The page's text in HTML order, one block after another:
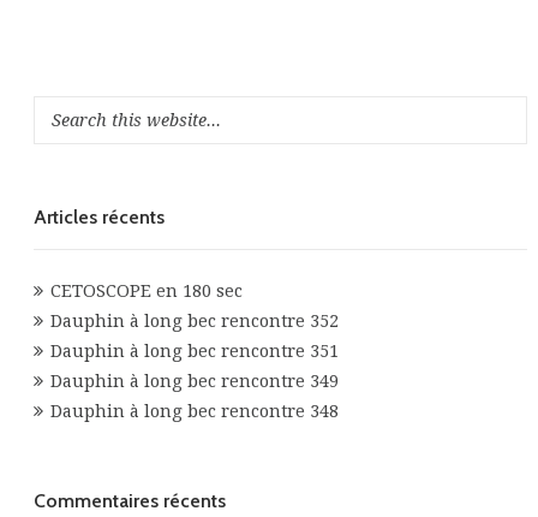
Articles récents
CETOSCOPE en 180 sec
Dauphin à long bec rencontre 352
Dauphin à long bec rencontre 351
Dauphin à long bec rencontre 349
Dauphin à long bec rencontre 348
Commentaires récents